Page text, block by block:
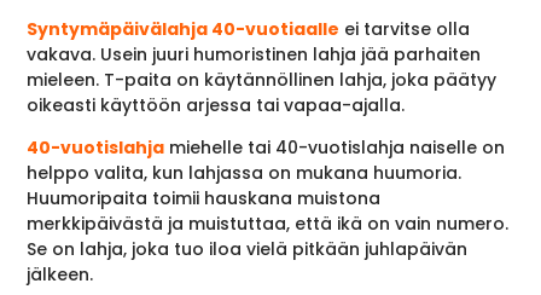
Syntymäpäivälahja 40-vuotiaalle ei tarvitse olla
vakava. Usein juuri humoristinen lahja jää parhaiten
mieleen. T-paita on käytännöllinen lahja, joka päätyy
oikeasti käyttöön arjessa tai vapaa-ajalla.
40-vuotislahja miehelle tai 40-vuotislahja naiselle on
helppo valita, kun lahjassa on mukana huumoria.
Huumoripaita toimii hauskana muistona
merkkipäivästä ja muistuttaa, että ikä on vain numero.
Se on lahja, joka tuo iloa vielä pitkään juhlapäivän
jälkeen.